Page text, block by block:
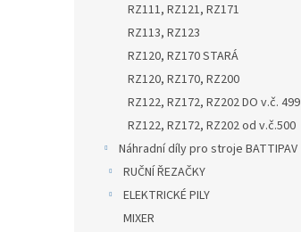
RZ111, RZ121, RZ171
RZ113, RZ123
RZ120, RZ170 STARÁ
RZ120, RZ170, RZ200
RZ122, RZ172, RZ202 DO v.č. 499
RZ122, RZ172, RZ202 od v.č.500
Náhradní díly pro stroje BATTIPAV
RUČNÍ ŘEZAČKY
ELEKTRICKÉ PILY
MIXER